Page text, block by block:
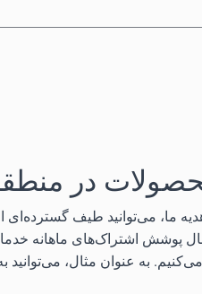
در
پوشش اشتراک‌های ماهانه
به عنوان مثال، می‌توانید